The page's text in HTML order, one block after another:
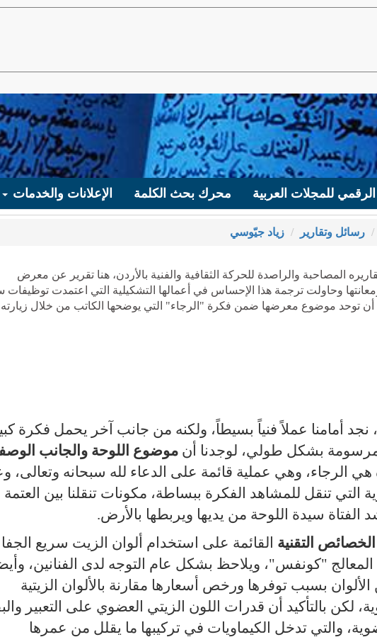
للمجلات العربية محرك بحث الكلمة الإعلانات والخدمات
رسائل وتقارير زياد جيّوسي
المصاحبة والراصدة للحركة الثقافية والفنية بالأردن، هنا تقرير عن معرض
وحاولت ترجمة هذا الإحساس في أعمالها التشكيلية التي اعتمدت توظيفات
أن توحد موضوع معرضها ضمن فكرة "الرجاء" التي يوضحها الكاتب من خلال زيارته
نجد أمامنا عملاً فنياً بسيطاً، ولكنه من جانب آخر يحمل فكرة
مرسومة بشكل طولي، لوجدنا أن موضوع اللوحة والجانب
الرجاء، وهي عملية قائمة على الدعاء لله سبحانه وتعالى،
تنقل للمشاهد الفكرة ببساطة، مكونات تنقلنا بين العتمة
الفتاة سيدة اللوحة من يديها ويربطها بالأرض.
الخصائص التقنية القائمة على استخدام ألوان الزيت سريع
"كونفس"، ويلاحظ بشكل عام التوجه لدى الفنانين،
بسبب توفرها ورخص أسعارها مقارنة بالألوان الزيتية
لكن بالتأكيد أن قدرات اللون الزيتي العضوي على التعبير
والتي تدخل الكيماويات في تركيبها ما يقلل من عمرها